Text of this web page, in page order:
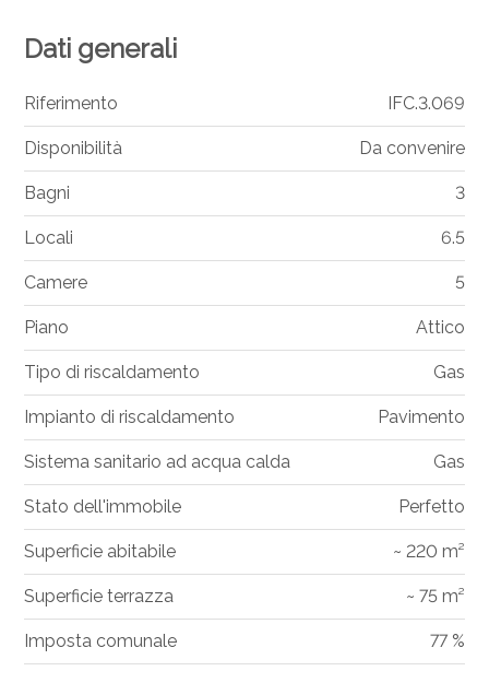
Dati generali
Riferimento IFC.3.069
Disponibilità Da convenire
Bagni 3
Locali 6.5
Camere 5
Piano Attico
Tipo di riscaldamento Gas
Impianto di riscaldamento Pavimento
Sistema sanitario ad acqua calda Gas
Stato dell'immobile Perfetto
Superficie abitabile ~ 220 m²
Superficie terrazza ~ 75 m²
Imposta comunale 77 %